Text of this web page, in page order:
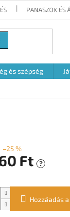
PANASZOK ÉS
és szépség
–25 %
Ft ?
Hozzáadás